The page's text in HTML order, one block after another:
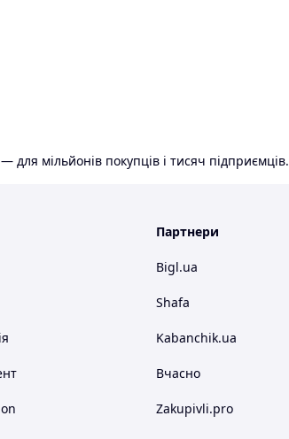
мільйонів покупців і тисяч підприємців.
Партнери
Bigl.ua
Shafa
Kabanchik.ua
Вчасно
Zakupivli.pro